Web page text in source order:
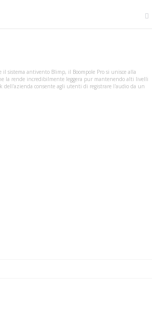
sistema antivento Blimp, il Boompole Pro si unisce alla
la rende incredibilmente leggera pur mantenendo alti livelli
dell'azienda consente agli utenti di registrare l'audio da un